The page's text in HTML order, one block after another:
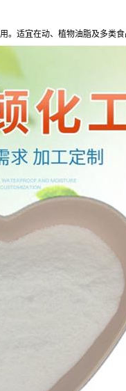
。适宜在动、植物油脂及多类